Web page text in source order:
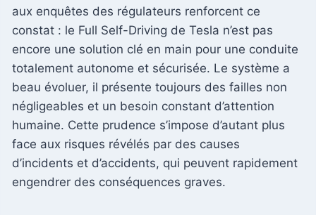
aux enquêtes des régulateurs renforcent ce
constat : le Full Self-Driving de Tesla n’est pas
encore une solution clé en main pour une conduite
totalement autonome et sécurisée. Le système a
beau évoluer, il présente toujours des failles non
négligeables et un besoin constant d’attention
humaine. Cette prudence s’impose d’autant plus
face aux risques révélés par des causes
d’incidents et d’accidents, qui peuvent rapidement
engendrer des conséquences graves.